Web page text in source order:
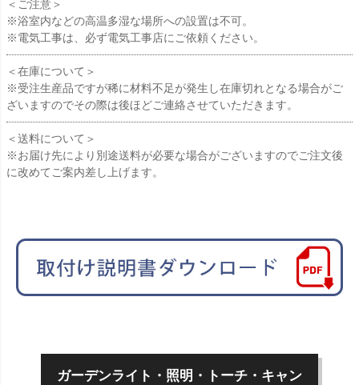
＜ご注意＞
※浴室内などの高温多湿な場所への設置は不可。
※電気工事は、必ず電気工事店にご依頼ください。
＜在庫について＞
※受注生産品ですが稀に材料不足が発生し在庫切れとなる場合がご
ざいますのでその際は後ほどご連絡させていただきます。
＜送料について＞
※お届け先により別途送料が必要な場合がございますのでご注文後
に改めてご案内差し上げます。
ガーデンライト・照明・トーチ・キャン